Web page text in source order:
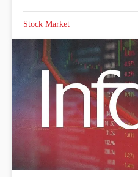
Stock Market